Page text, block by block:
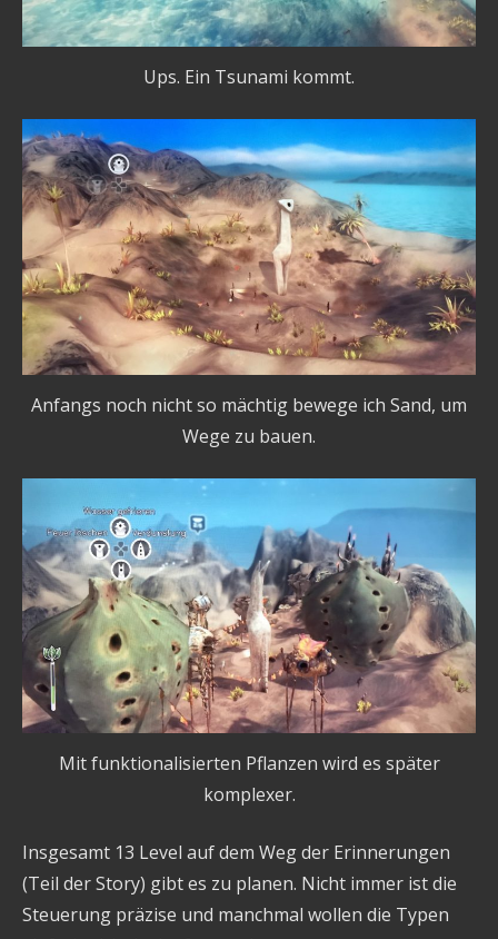
Ups. Ein Tsunami kommt.
Anfangs noch nicht so mächtig bewege ich Sand, um
Wege zu bauen.
Mit funktionalisierten Pflanzen wird es später
komplexer.
Insgesamt 13 Level auf dem Weg der Erinnerungen
(Teil der Story) gibt es zu planen. Nicht immer ist die
Steuerung präzise und manchmal wollen die Typen